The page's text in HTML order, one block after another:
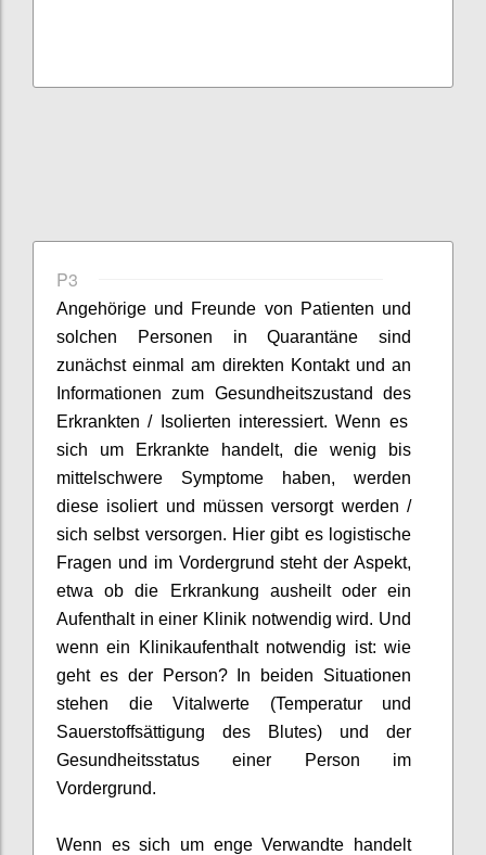
P3
Angehörige und Freunde von Patienten und
solchen Personen in Quarantäne sind
zunächst einmal am direkten Kontakt undan
Informationen zum Gesundheitszustand des
Erkrankten/ Isolierten interessiert.Wenn es
sich um Erkrankte handelt, die wenig bis
mittelschwere Symptome haben, werden
diese isoliert und müssen versorgt werden /
sich selbst versorgen. Hier gibt es logistische
Fragen und im Vordergrund steht der Aspekt,
etwaob die Erkrankung ausheilt oder ein
Aufenthalt in einer Klinik notwendig wird. Und
wenn ein Klinikaufenthalt notwendig ist: wie
geht es der Person?In beiden Situationen
stehen die Vitalwerte
(Temperatur und
Sauerstoffsättigung des Blutes) und der
Gesundheitsstatuseiner Person im
Vordergrund.
Wenn es sich um enge Verwandte handelt